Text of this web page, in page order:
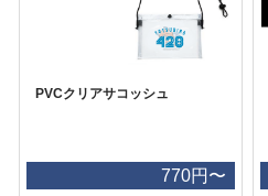
PVCクリアサコッシュ
770円〜